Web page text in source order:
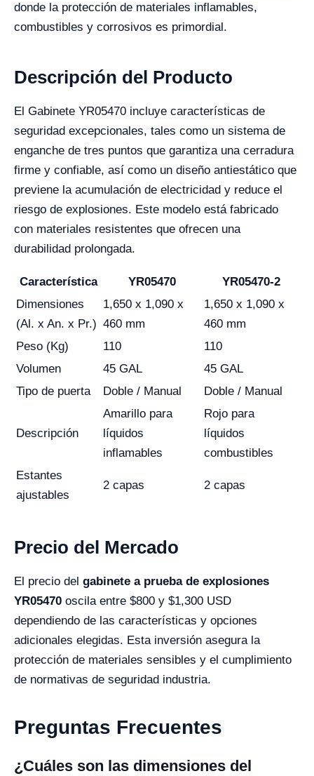
donde la protección de materiales inflamables,
combustibles y corrosivos es primordial.
Descripción del Producto
El Gabinete YR05470 incluye características de
seguridad excepcionales, tales como un sistema de
enganche de tres puntos que garantiza una cerradura
firme y confiable, así como un diseño antiestático que
previene la acumulación de electricidad y reduce el
riesgo de explosiones. Este modelo está fabricado
con materiales resistentes que ofrecen una
durabilidad prolongada.
Característica YR05470
YR05470-2
Dimensiones
(Al. x An. x Pr.)
1,650 x 1,090 x
460 mm
1,650 x 1,090 x
460 mm
Peso (Kg)
110
110
Volumen
45 GAL
45 GAL
Tipo de puerta
Doble / Manual Doble / Manual
Descripción
Amarillo para
líquidos
inflamables
Rojo para
líquidos
combustibles
Estantes
ajustables
2 capas 2 capas
Precio del Mercado
El precio del gabinete a prueba de explosiones
YR05470 oscila entre $800 y $1,300 USD
dependiendo de las características y opciones
adicionales elegidas. Esta inversión asegura la
protección de materiales sensibles y el cumplimiento
de normativas de seguridad industria.
Preguntas Frecuentes
¿Cuáles son las dimensiones del